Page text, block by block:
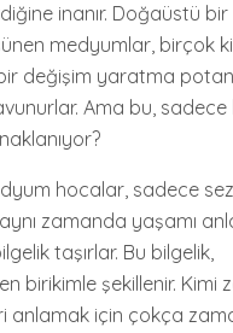
inanır. Doğaüstü
medyumlar, birçok
değişim yaratma
Ama bu,
hocalar, sadece
zamanda yaşamı
taşırlar. Bu bilgelik,
birikimle şekillenir. Kimi
anlamak için çokça